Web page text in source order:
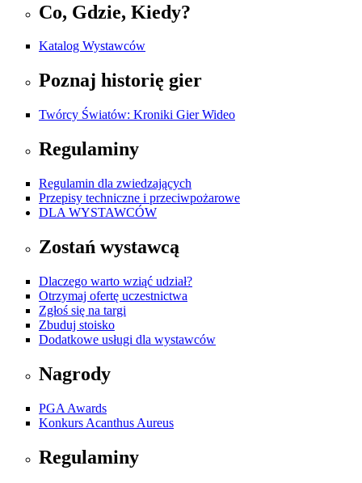
Co, Gdzie, Kiedy?
Katalog Wystawców
Poznaj historię gier
Twórcy Światów: Kroniki Gier Wideo
Regulaminy
Regulamin dla zwiedzających
Przepisy techniczne i przeciwpożarowe
DLA WYSTAWCÓW
Zostań wystawcą
Dlaczego warto wziąć udział?
Otrzymaj ofertę uczestnictwa
Zgłoś się na targi
Zbuduj stoisko
Dodatkowe usługi dla wystawców
Nagrody
PGA Awards
Konkurs Acanthus Aureus
Regulaminy